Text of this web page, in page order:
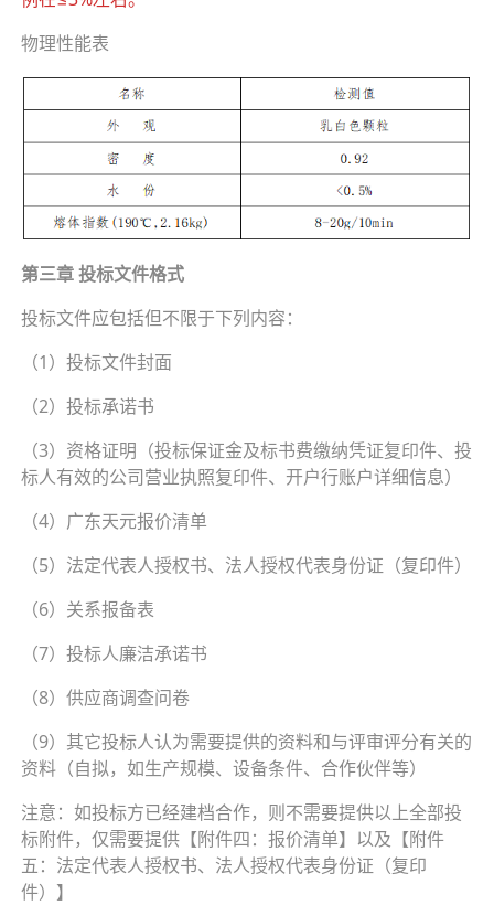
物理性能表
第三章 投标文件格式
投标文件应包括但不限于下列内容：
（1）投标文件封面
（2）投标承诺书
（3）资格证明（投标保证金及标书费缴纳凭证复印件、投
标人有效的公司营业执照复印件、开户行账户详细信息）
（4）广东天元报价清单
（5）法定代表人授权书、法人授权代表身份证（复印件）
（6）关系报备表
（7）投标人廉洁承诺书
（8）供应商调查问卷
（9）其它投标人认为需要提供的资料和与评审评分有关的
资料（自拟，如生产规模、设备条件、合作伙伴等）
注意：如投标方已经建档合作，则不需要提供以上全部投
标附件，仅需要提供【附件四：报价清单】以及【附件
五：法定代表人授权书、法人授权代表身份证（复印
件）】